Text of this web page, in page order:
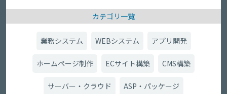
カテゴリ一覧
業務システム WEBシステム アプリ開発
ホームページ制作 ECサイト構築 CMS構築
サーバー・クラウド ASP・パッケージ